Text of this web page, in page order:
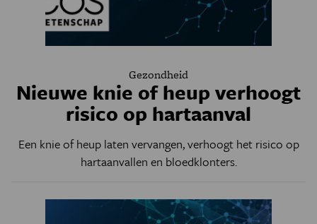
Gezondheid
Nieuwe knie of heup verhoogt
risico op hartaanval
Een knie of heup laten vervangen, verhoogt het risico op
hartaanvallen en bloedklonters.